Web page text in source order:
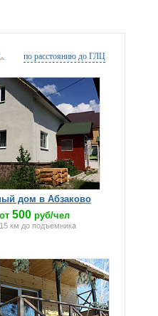
по расстоянию до ГЛЦ
дом в Абзаково
от 500руб/чел
км до подъемника